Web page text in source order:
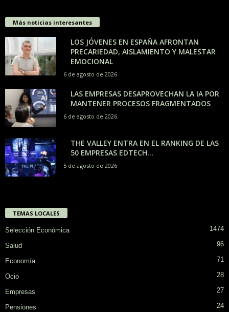
Más noticias interesantes
LOS JÓVENES EN ESPAÑA AFRONTAN
PRECARIEDAD, AISLAMIENTO Y MALESTAR
EMOCIONAL
6 de agosto de 2026
LAS EMPRESAS DESAPROVECHAN LA IA POR
MANTENER PROCESOS FRAGMENTADOS
6 de agosto de 2026
THE VALLEY ENTRA EN EL RANKING DE LAS
50 EMPRESAS EDTECH...
5 de agosto de 2026
TEMAS LOCALES
Selección Económica 1474
Salud 96
Economía 71
Ocio 28
Empresas 27
Pensiones 24